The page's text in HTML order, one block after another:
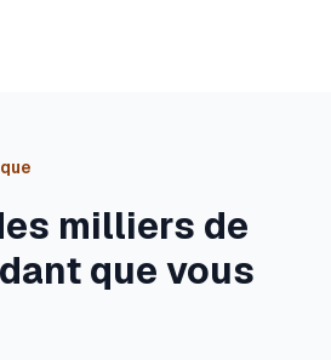
milliers de
que vous